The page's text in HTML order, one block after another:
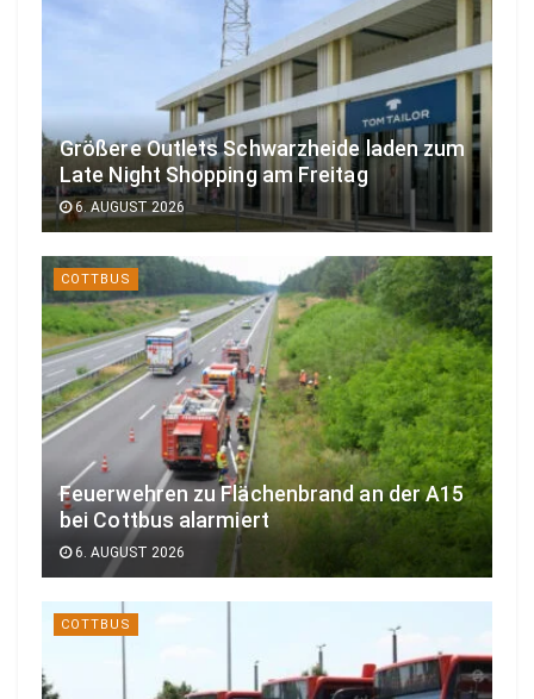
Größere Outlets Schwarzheide laden zum
Late Night Shopping am Freitag
6. AUGUST 2026
COTTBUS
Feuerwehren zu Flächenbrand an der A15
bei Cottbus alarmiert
6. AUGUST 2026
COTTBUS